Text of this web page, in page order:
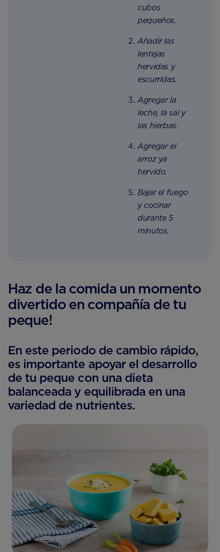
cubos
pequeños.
Añadir las
lentejas
hervidas y
escurridas.
Agregar la
leche, la sal y
las hierbas.
Agregar el
arroz ya
hervido.
Bajar el fuego
y cocinar
durante 5
minutos.
Haz de la comida un momento
divertido en compañía de tu
peque!
En este periodo de cambio rápido,
es importante apoyar el desarrollo
de tu peque con una dieta
balanceada y equilibrada en una
variedad de nutrientes.